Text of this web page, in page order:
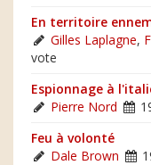
En territoire
Gilles Laplagne,
vote
Espionnage à
Pierre Nord
Feu à volonté
Dale Brown